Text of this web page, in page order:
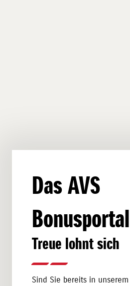
Das AVS
Bonusportal
Treue lohnt sich
Sind Sie bereits in unserem